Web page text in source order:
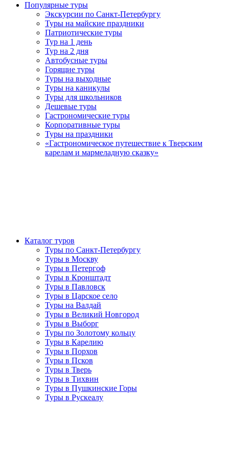
Популярные туры
Экскурсии по Санкт-Петербургу
Туры на майские праздники
Патриотические туры
Тур на 1 день
Тур на 2 дня
Автобусные туры
Горящие туры
Туры на выходные
Туры на каникулы
Туры для школьников
Дешевые туры
Гастрономические туры
Корпоративные туры
Туры на праздники
«Гастрономическое путешествие к Тверским
карелам и мармеладную сказку»
Каталог туров
Туры по Санкт-Петербургу
Туры в Москву
Туры в Петергоф
Туры в Кронштадт
Туры в Павловск
Туры в Царское село
Туры на Валдай
Туры в Великий Новгород
Туры в Выборг
Туры по Золотому кольцу
Туры в Карелию
Туры в Порхов
Туры в Псков
Туры в Тверь
Туры в Тихвин
Туры в Пушкинские Горы
Туры в Рускеалу